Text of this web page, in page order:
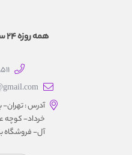
همه روزه 24 ساعته همراهتیم
خرداد- کوچه
آل- فروشگاه